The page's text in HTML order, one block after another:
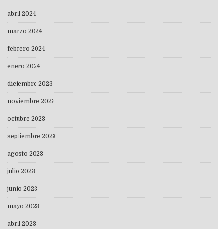
abril 2024
marzo 2024
febrero 2024
enero 2024
diciembre 2023
noviembre 2023
octubre 2023
septiembre 2023
agosto 2023
julio 2023
junio 2023
mayo 2023
abril 2023